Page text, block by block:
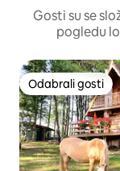
Gosti su se
pogledu
Odabrali gosti
Odabrali gosti